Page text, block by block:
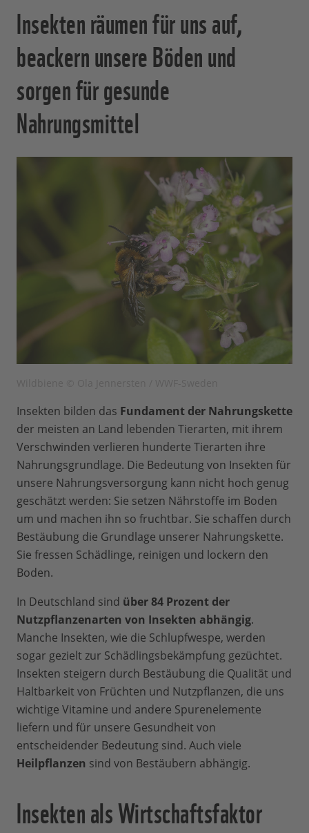
Insekten räumen für uns auf,
beackern unsere Böden und
sorgen für gesunde
Nahrungsmittel
Insekten bilden das Fundament der Nahrungskette
der meisten an Land lebenden Tierarten, mit ihrem
Verschwinden verlieren hunderte Tierarten ihre
Nahrungsgrundlage. Die Bedeutung von Insekten für
unsere Nahrungsversorgung kann nicht hoch genug
geschätzt werden: Sie setzen Nährstoffe im Boden
um und machen ihn so fruchtbar. Sie schaffen durch
Bestäubung die Grundlage unserer Nahrungskette.
Sie fressen Schädlinge, reinigen und lockern den
Boden.
In Deutschland sind über 84 Prozent der
Nutzpflanzenarten von Insekten abhängig.
Manche Insekten, wie die Schlupfwespe, werden
sogar gezielt zur Schädlingsbekämpfung gezüchtet.
Insekten steigern durch Bestäubung die Qualität und
Haltbarkeit von Früchten und Nutzpflanzen, die uns
wichtige Vitamine und andere Spurenelemente
liefern und für unsere Gesundheit von
entscheidender Bedeutung sind. Auch viele
Heilpflanzen sind von Bestäubern abhängig.
Insekten als Wirtschaftsfaktor